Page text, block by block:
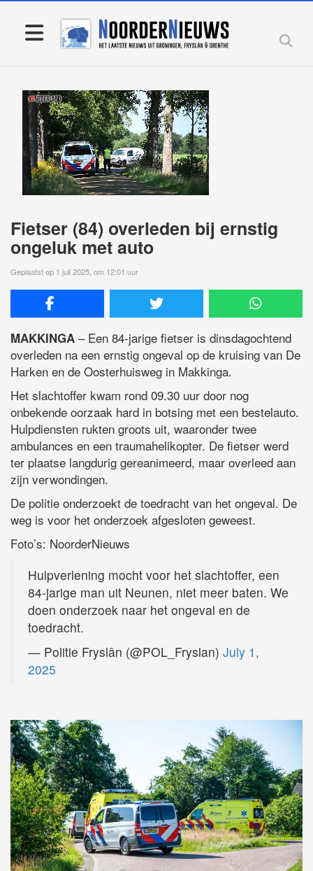
Fietser (84) overleden bij ernstig
ongeluk met auto
Geplaatst op 1 juli 2025, om 12:01 uur
MAKKINGA – Een 84-jarige fietser is dinsdagochtend
overleden na een ernstig ongeval op de kruising van De
Harken en de Oosterhuisweg in Makkinga.
Het slachtoffer kwam rond 09.30 uur door nog
onbekende oorzaak hard in botsing met een bestelauto.
Hulpdiensten rukten groots uit, waaronder twee
ambulances en een traumahelikopter. De fietser werd
ter plaatse langdurig gereanimeerd, maar overleed aan
zijn verwondingen.
De politie onderzoekt de toedracht van het ongeval. De
weg is voor het onderzoek afgesloten geweest.
Foto’s: NoorderNieuws
Hulpverlening mocht voor het slachtoffer, een
84-jarige man uit Neunen, niet meer baten. We
doen onderzoek naar het ongeval en de
toedracht.
— Politie Fryslân (@POL_Fryslan) July 1,
2025